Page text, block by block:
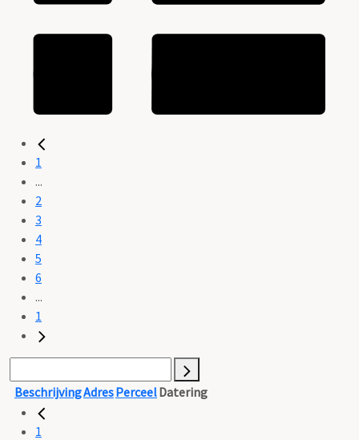
1
...
2
3
4
5
6
...
1
BeschrijvingAdresPerceelDatering
1